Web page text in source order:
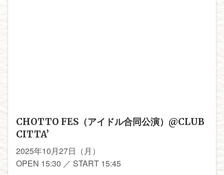
CHOTTO FES（アイドル合同公演）@CLUB
CITTA’
2025年10月27日（月）
OPEN 15:30 ／ START 15:45